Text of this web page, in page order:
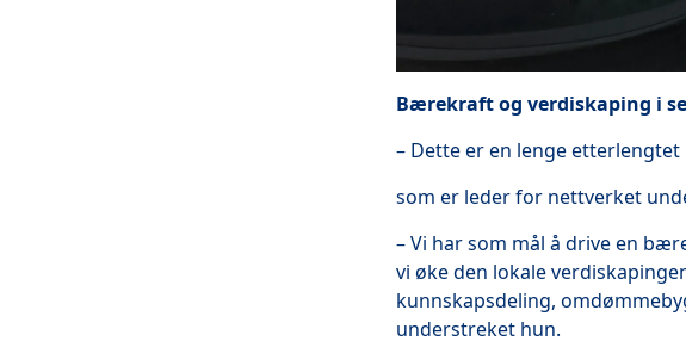
Bærekraft og verdiskaping i
– Dette er en lenge etterlengtet
som er leder for nettverket
– Vi har som mål å drive en
vi øke den lokale
kunnskapsdeling,
understreket hun.